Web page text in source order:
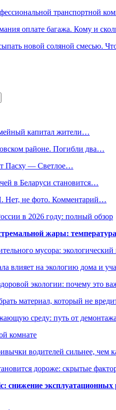
транспортной
оплате багажа. Кому и
новой соляной смесью. Что
капитал жители…
районе. Погибли два…
Пасху — Светлое…
в Беларуси становится…
Нет, не фото. Комментарий…
в 2026 году: полный обзор
жары:
мусора: экологический
влияет на экологию дома и
экологии: почему это
материал, который не
среду: путь от
комнате
водителей сильнее, чем
дороже: скрытые
снижение эксплуатационных